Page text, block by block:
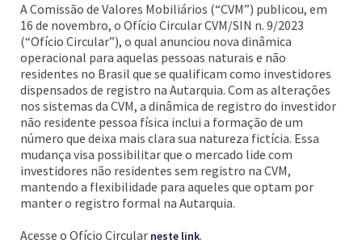
A Comissão de Valores Mobiliários (“CVM”) publicou, em
16 de novembro, o Ofício Circular CVM/SIN n. 9/2023
(“Ofício Circular”), o qual anunciou nova dinâmica
operacional para aquelas pessoas naturais e não
residentes no Brasil que se qualificam como investidores
dispensados de registro na Autarquia. Com as alterações
nos sistemas da CVM, a dinâmica de registro do investidor
não residente pessoa física inclui a formação de um
número que deixa mais clara sua natureza fictícia. Essa
mudança visa possibilitar que o mercado lide com
investidores não residentes sem registro na CVM,
mantendo a flexibilidade para aqueles que optam por
manter o registro formal na Autarquia.
Acesse o Ofício Circular neste link.